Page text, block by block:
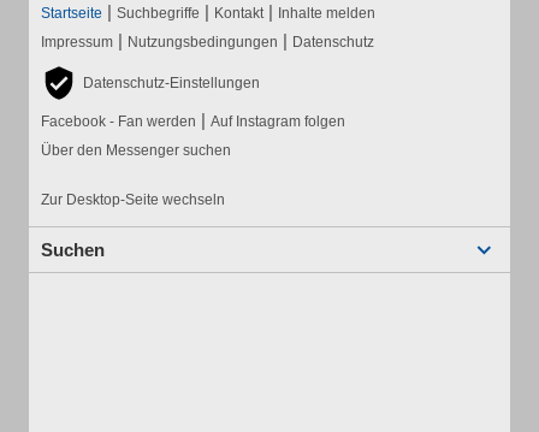
Startseite | Suchbegriffe | Kontakt | Inhalte melden
Impressum | Nutzungsbedingungen | Datenschutz
Datenschutz-Einstellungen
Facebook - Fan werden | Auf Instagram folgen
Über den Messenger suchen
Zur Desktop-Seite wechseln
Suchen